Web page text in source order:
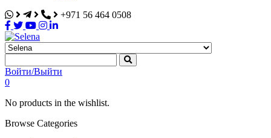
+971 56 464 0508
Selena
Интернет-магазин
Войти/Выйти
0
No products in the wishlist.
Browse Categories